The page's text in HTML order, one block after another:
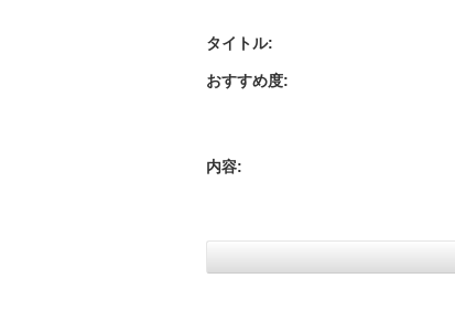
タイトル:
おすすめ度:
内容: